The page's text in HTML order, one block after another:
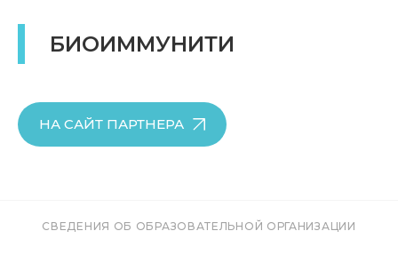
БИОИММУНИТИ
НА САЙТ ПАРТНЕРА
СВЕДЕНИЯ ОБ ОБРАЗОВАТЕЛЬНОЙ ОРГАНИЗАЦИИ